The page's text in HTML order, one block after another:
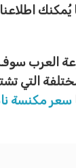
اطلاعنا
العرب سوف
التي